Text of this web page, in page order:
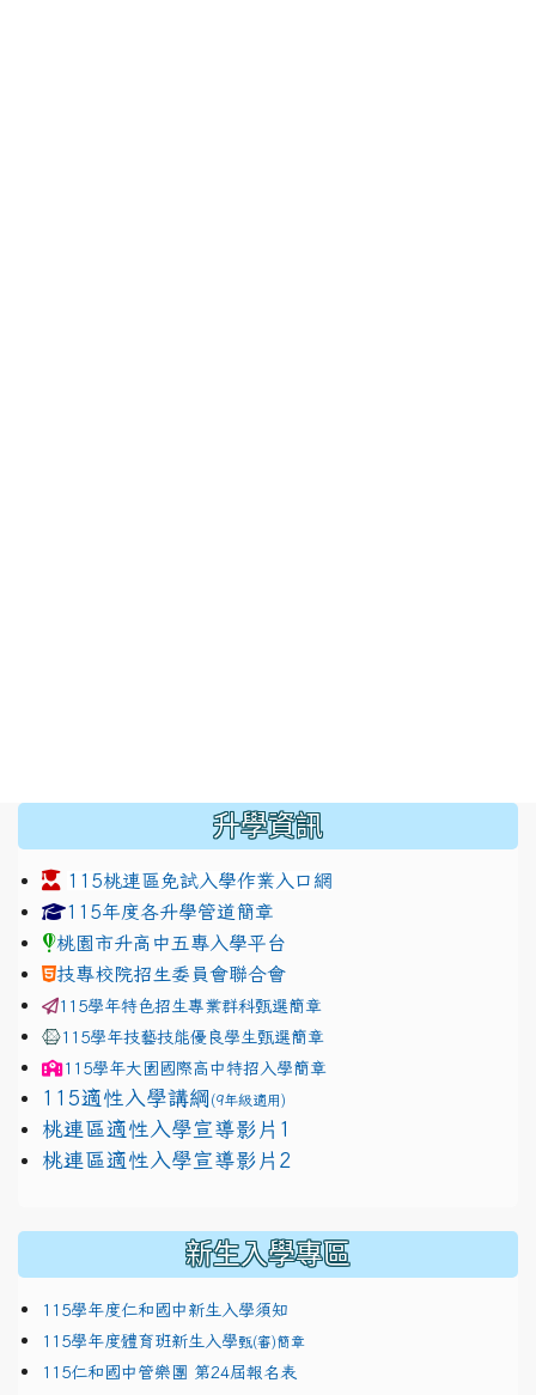
升學資訊
115桃連區免試入學作業入口網
link to https://www.jhjhs.tyc.edu.tw/modules/
115年度各升學管道簡章
桃園市升高中五專入學平台
技專校院招生委員會聯合會
115學年特色招生專業群科甄選簡章
115學年技藝技能優良學生甄選簡章
115學年大園國際高中特招入學簡章
115適性入學講綱 (9年級適用)
link to https://docs.google.com/presentation/d/
桃連區適性入學宣導影片1
link to https://docs.google.com/presentation/d/
桃連區適性入學宣導影片2
新生入學專區
115學年度仁和國中新生入學須知
115學年度體育班新生入學甄(審)簡章
115仁和國中管樂團 第24屆報名表